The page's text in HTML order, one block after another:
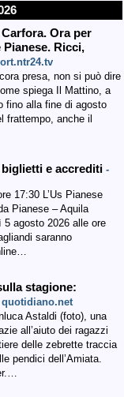
Ora per
Pianese. Ricci,
presa, non si può dire
spiega Il Mattino, a
fino alla fine di agosto
frattempo, anche il
biglietti e accrediti -
17:30 L’Us Pianese
Pianese – Aquila
5 agosto 2026 alle ore
saranno
stagione:
quotidiano.net
Astaldi (foto), una
all’aiuto dei ragazzi
delle zebrette traccia
pendici dell’Amiata.